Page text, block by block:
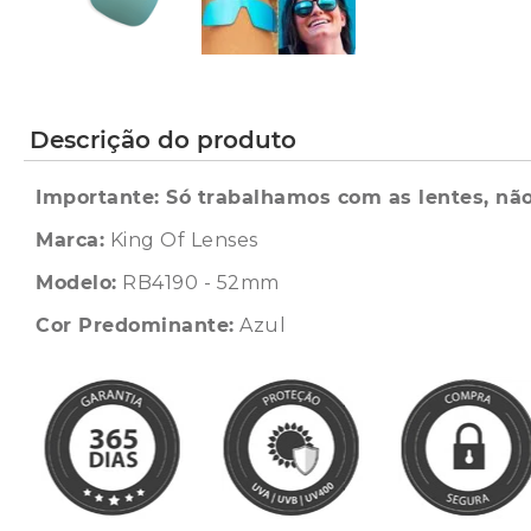
Descrição do produto
Importante: Só trabalhamos com as lentes,
Marca: King Of Lenses
Modelo: RB4190 - 52mm
Cor Predominante: Azul